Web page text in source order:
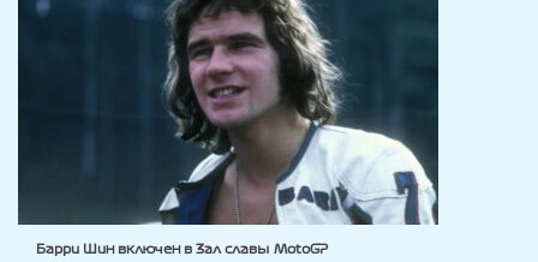
Барри Шин включен в Зал славы MotoGP